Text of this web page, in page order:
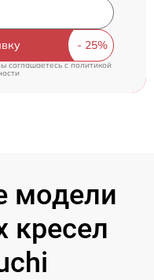
соглашаетесь cполитикой
модели